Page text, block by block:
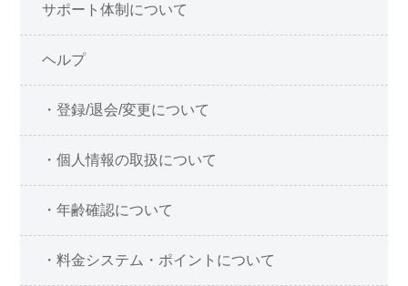
サポート体制について
ヘルプ
・登録/退会/変更について
・個人情報の取扱について
・年齢確認について
・料金システム・ポイントについて